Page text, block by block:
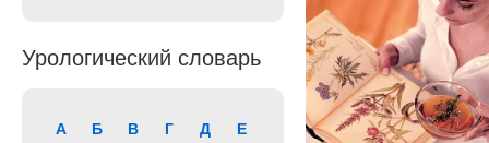
Урологический словарь
А Б В Г Д Е